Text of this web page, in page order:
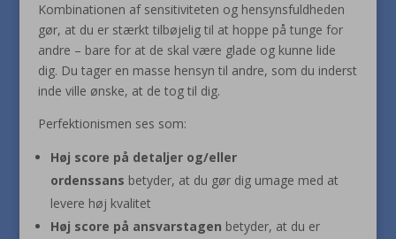
Kombinationen af sensitiviteten og hensynsfuldheden
gør, at du er stærkt tilbøjelig til at hoppe på tunge for
andre – bare for at de skal være glade og kunne lide
dig. Du tager en masse hensyn til andre, som du inderst
inde ville ønske, at de tog til dig.
Perfektionismen ses som:
Høj score på detaljer og/eller
ordenssans betyder, at du gør dig umage med at
levere høj kvalitet
Høj score på ansvarstagen betyder, at du er